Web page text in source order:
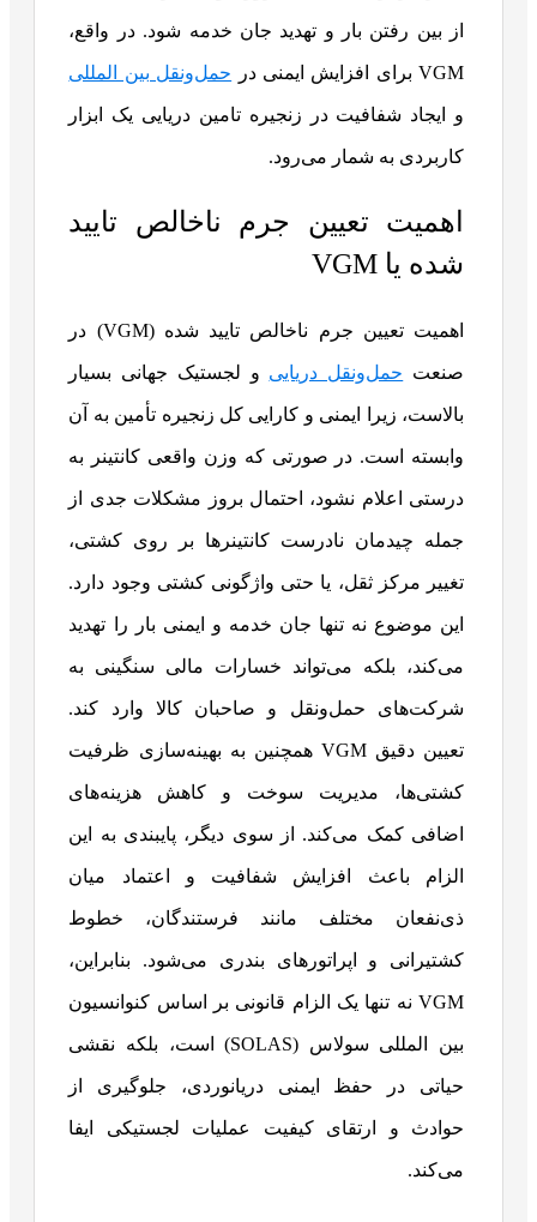
از بین رفتن بار و تهدید جان خدمه شود. در واقع،
VGM برای افزایش ایمنی در حمل‌ونقل بین المللی
و ایجاد شفافیت در زنجیره تامین دریایی یک ابزار
کاربردی به شمار می‌رود.
اهمیت تعیین جرم ناخالص تایید
شده یا VGM
اهمیت تعیین جرم ناخالص تایید شده (VGM) در
صنعت حمل‌ونقل دریایی و لجستیک جهانی بسیار
بالاست، زیرا ایمنی و کارایی کل زنجیره تأمین به آن
وابسته است. در صورتی که وزن واقعی کانتینر به
درستی اعلام نشود، احتمال بروز مشکلات جدی از
جمله چیدمان نادرست کانتینرها بر روی کشتی،
تغییر مرکز ثقل، یا حتی واژگونی کشتی وجود دارد.
این موضوع نه تنها جان خدمه و ایمنی بار را تهدید
می‌کند، بلکه می‌تواند خسارات مالی سنگینی به
شرکت‌های حمل‌ونقل و صاحبان کالا وارد کند.
تعیین دقیق VGM همچنین به بهینه‌سازی ظرفیت
کشتی‌ها، مدیریت سوخت و کاهش هزینه‌های
اضافی کمک می‌کند. از سوی دیگر، پایبندی به این
الزام باعث افزایش شفافیت و اعتماد میان
ذی‌نفعان مختلف مانند فرستندگان، خطوط
کشتیرانی و اپراتورهای بندری می‌شود. بنابراین،
VGM نه تنها یک الزام قانونی بر اساس کنوانسیون
بین المللی سولاس (SOLAS) است، بلکه نقشی
حیاتی در حفظ ایمنی دریانوردی، جلوگیری از
حوادث و ارتقای کیفیت عملیات لجستیکی ایفا
می‌کند.